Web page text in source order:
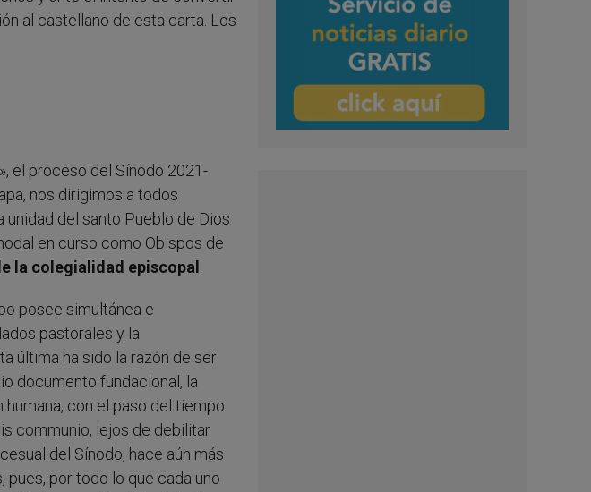
al castellano de esta carta. Los
el proceso del Sínodo 2021-
nos dirigimos a todos
del santo Pueblo de Dios
en curso como Obispos de
la colegialidad episcopal
posee simultánea e
pastorales y la
última ha sido la razón de ser
documento fundacional, la
con el paso del tiempo
communio, lejos de debilitar
del Sínodo, hace aún más
por todo lo que cada uno